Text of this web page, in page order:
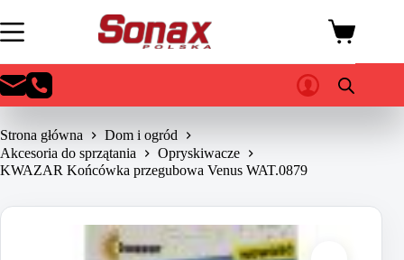
do
treści
Koszyk
Strona główna
Dom i ogród
Akcesoria do sprzątania
Opryskiwacze
KWAZAR Końcówka przegubowa Venus WAT.0879